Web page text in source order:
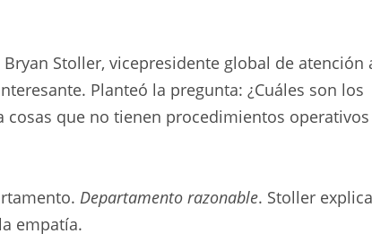
Stoller, vicepresidente global de atención
Planteó la pregunta: ¿Cuáles son los
que no tienen procedimientos operativos
Departamento razonable. Stoller
empatía.